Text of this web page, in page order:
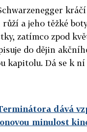
a jeho těžké
zatímco zpod
do dějin
kapitolu. Dá se k
dává
minulost